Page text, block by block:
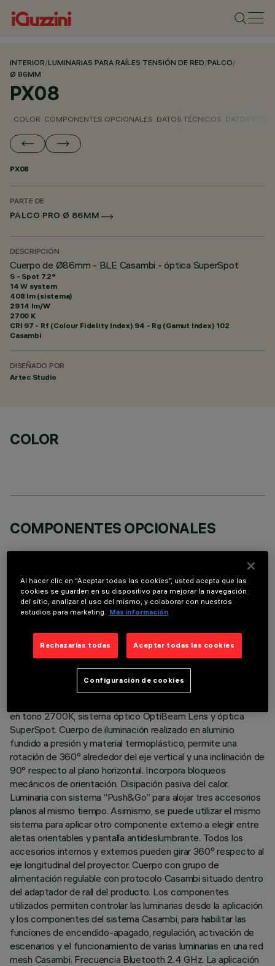
INTERIOR/LUMINARIAS PARA RAÍLES TENSIÓN DE RED/PALCO/
Ø 86MM
PX08
COLOR COMPONENTES OPCIONALES DATOS TÉCNICOS DATOS
PX08
PARTE DE
PALCO PRO Ø 86MM
DESCRIPCIÓN
Cuerpo de Ø86mm - BLE Casambi - óptica SuperSpot
S - Spot 7.2°
14 W system
408 lm (sistema)
29.14 lm/W
2700 K
CRI 97 - Rf (Colour Fidelity Index) 94 - Rg (Gamut Index) 102
Casambi
DISEÑADO POR
Artec Studio
COLOR
COMPONENTES OPCIONALES
DATOS TÉCNICOS
ÚLTIMA ACTUALIZACIÓN: 05/08/2026
Proyector orientable con adaptador para instalación en raíl de
en tono 2700K, sistema óptico OptiBeam Lens y óptica
SuperSpot. Cuerpo de iluminación realizado en aluminio
fundido a presión y material termoplástico, permite una
rotación de 360º alrededor del eje vertical y una inclinación de
90° respecto al plano horizontal. Incorpora bloqueos
mecánicos de orientación. Disipación pasiva del calor.
Luminaria con sistema “Push&Go” para alojar tres accesorios
planos al mismo tiempo. Asimismo, se puede utilizar el mismo
sistema para aplicar otro componente externo a elegir entre
aletas orientables y pantalla antideslumbrante. Todos los
accesorios internos y externos pueden girar 360º respecto al
eje longitudinal del proyector. Cuerpo con grupo de
alimentación regulable con protocolo Casambi situado dentro
del adaptador de raíl del producto. Los componentes
utilizados permiten controlar las luminarias desde la aplicación
y los componentes del sistema Casambi, para habilitar las
funciones de encendido-apagado, regulación, activación de
escenarios y el funcionamiento de varias luminarias en una red
mesh Casambi. Frecuencia Bluetooth 2.4 GHz. La aplicación
Al hacer clic en “Aceptar todas las cookies”, usted acepta que las
cookies se guarden en su dispositivo para mejorar la navegación
del sitio, analizar el uso del mismo, y colaborar con nuestros
estudios para marketing.
Más información
Rechazarlas todas Aceptar todas las cookies
Configuración de cookies